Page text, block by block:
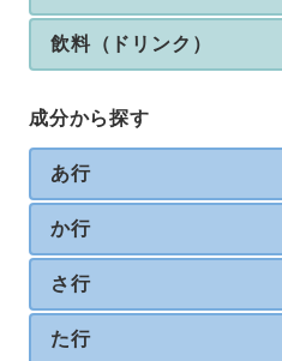
飲料（ドリンク）
成分から探す
あ行
か行
さ行
た行